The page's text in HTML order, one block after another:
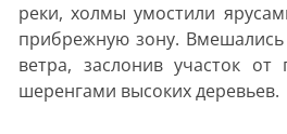
реки, холмы умостили
прибрежную зону.
ветра, заслонив участок от
шеренгами высоких деревьев.